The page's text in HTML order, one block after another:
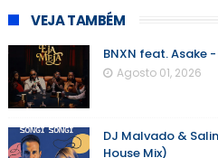
VEJA TAMBÉM
BNXN feat. Asake
Agosto 01, 2026
DJ Malvado &
House Mix)